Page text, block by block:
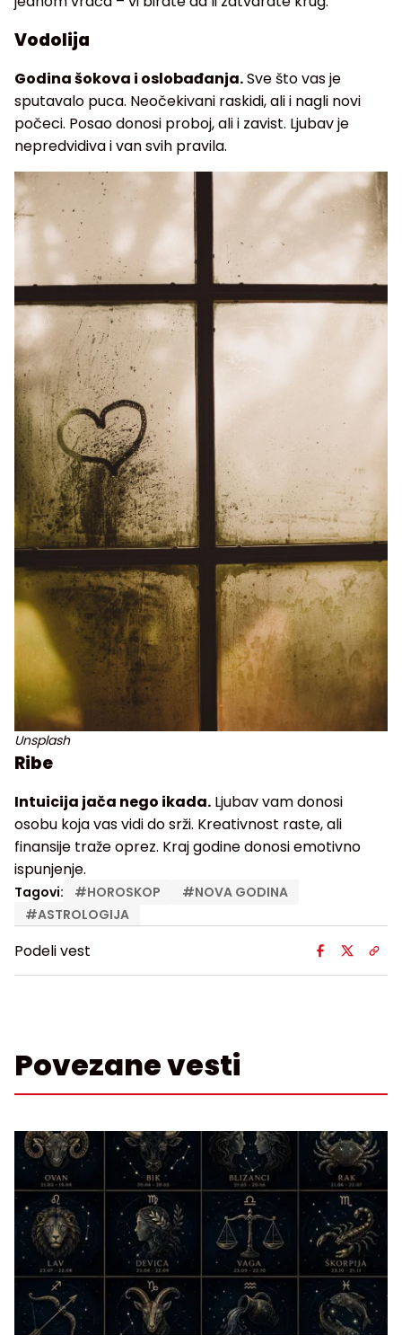
Vodolija
Godina šokova i oslobađanja.Sve što vas je
sputavalo puca. Neočekivani raskidi, ali i nagli novi
počeci. Posao donosi proboj, ali i zavist. Ljubav je
nepredvidiva i van svih pravila.
Unsplash
Ribe
Intuicija jača nego ikada. Ljubav vam donosi
osobu koja vas vidi do srži. Kreativnost raste, ali
finansije traže oprez. Kraj godine donosi emotivno
ispunjenje.
Tagovi: #HOROSKOP #NOVA GODINA
#ASTROLOGIJA
Podeli vest
Povezane vesti